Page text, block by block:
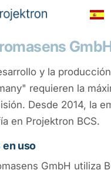
y la
requieren la
Desde 2014, la
en Projektron BCS.
en uso
GmbH utiliza